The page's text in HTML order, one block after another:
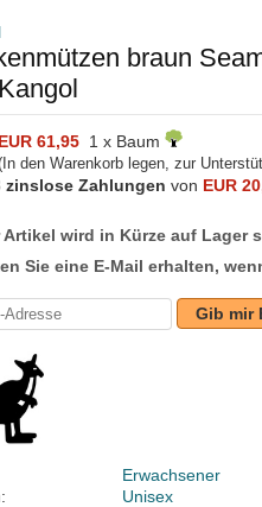
braun
EUR 61,95 1 x Baum
den Warenkorb legen, zur
zinslose Zahlungen von EUR
Artikel wird in Kürze auf Lager
Sie eine E-Mail erhalten,
Gib mir
Erwachsener
Unisex